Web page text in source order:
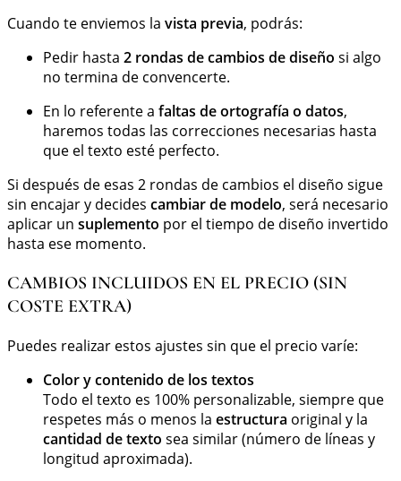
Cuando te enviemos la vista previa, podrás:
Pedir hasta 2 rondas de cambios de diseño si algo
no termina de convencerte.
En lo referente a faltas de ortografía o datos,
haremos todas las correcciones necesarias hasta
que el texto esté perfecto.
Si después de esas 2 rondas de cambios el diseño sigue
sin encajar y decides cambiar de modelo, será necesario
aplicar un suplemento por el tiempo de diseño invertido
hasta ese momento.
CAMBIOS INCLUIDOS EN EL PRECIO (SIN
COSTE EXTRA)
Puedes realizar estos ajustes sin que el precio varíe:
Color y contenido de los textos
Todo el texto es 100% personalizable, siempre que
respetes más o menos la estructura original y la
cantidad de texto sea similar (número de líneas y
longitud aproximada).